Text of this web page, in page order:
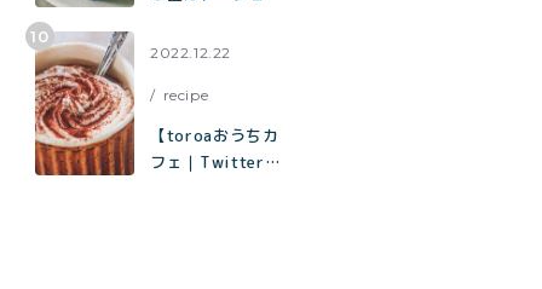
2022.12.22
recipe
【toroaおうちカ
フェ｜Twitterで